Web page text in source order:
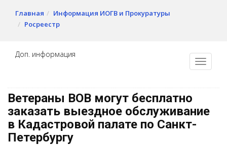
Главная
Информация ИОГВ и Прокуратуры
Росреестр
Доп. информация
Ветераны ВОВ могут бесплатно
заказать выездное обслуживание
в Кадастровой палате по Санкт-
Петербургу